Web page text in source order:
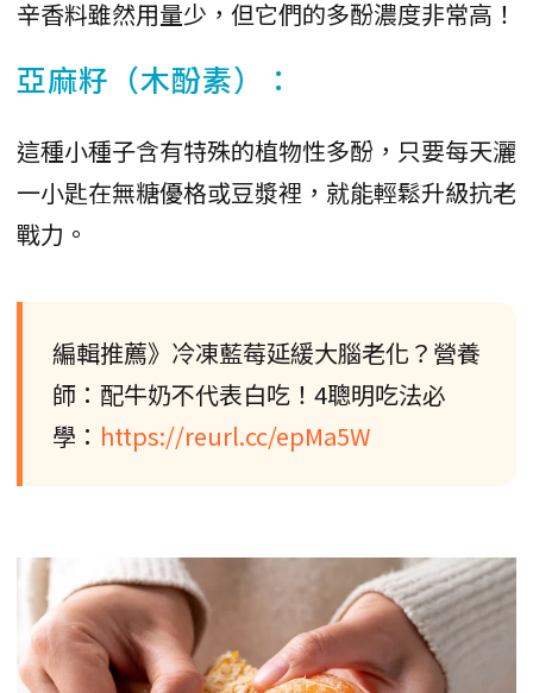
辛香料雖然用量少，但它們的多酚濃度非常高！
亞麻籽（木酚素）：
這種小種子含有特殊的植物性多酚，只要每天灑
一小匙在無糖優格或豆漿裡，就能輕鬆升級抗老
戰力。
編輯推薦》冷凍藍莓延緩大腦老化？營養
師：配牛奶不代表白吃！4聰明吃法必
學： https://reurl.cc/epMa5W